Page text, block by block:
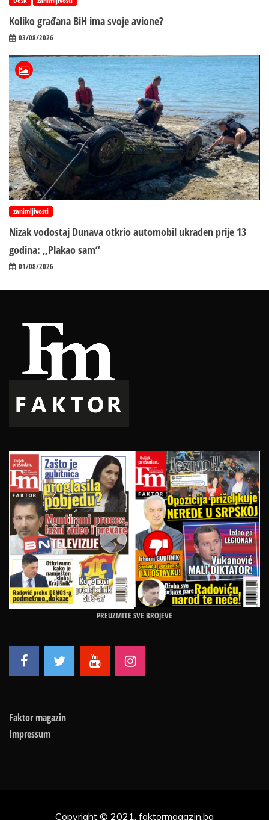
Koliko građana BiH ima svoje avione?
03/08/2026
zanimljivosti
Nizak vodostaj Dunava otkrio automobil ukraden prije 13
godina: „Plakao sam“
01/08/2026
PREUZMITE SVE BROJEVE
Faktor magazin
Impressum
Copyright © 2021, faktormagazin.ba